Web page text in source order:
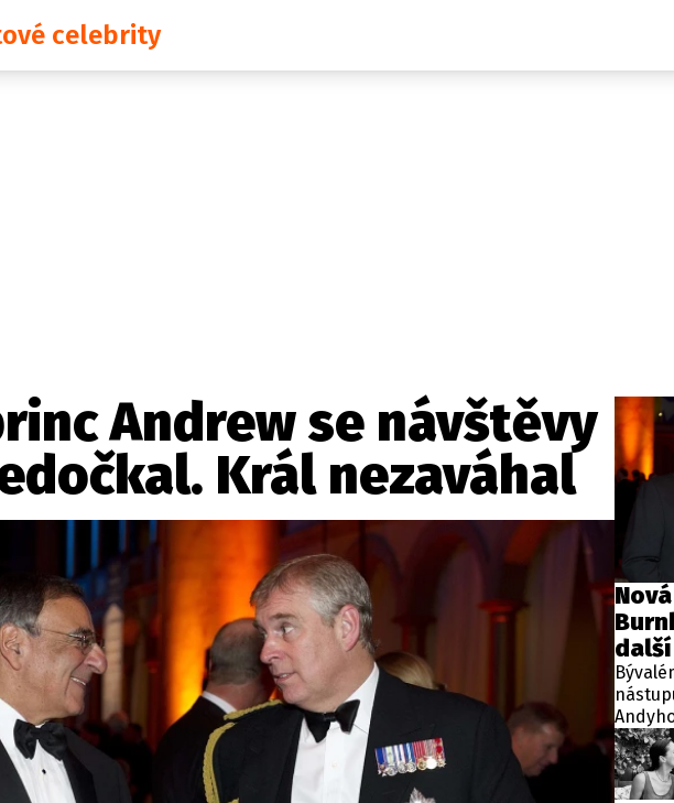
celebrity
Redakce Kontakt Vydavatel Inzerce Osobní údaje / Cookies Volná místa
serveru newsbox.cz je INCORP MEDIA GROUP s.r.o., IČ: 118 23 054
jste událost? Máte pro nás důležitou zprávu,
Pošlete nám mail na:
Nejlepší z vás odměníme
Andrew se návštěvy
Král nezaváhal
hrozit
podle
násilí